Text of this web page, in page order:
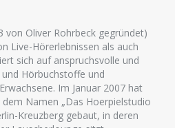
von Oliver Rohrbeck gegründet)
Live-Hörerlebnissen als auch
sich auf anspruchsvolle und
Hörbuchstoffe und
Im Januar 2007 hat
Namen „Das Hoerpielstudio
Kreuzberg gebaut, in deren